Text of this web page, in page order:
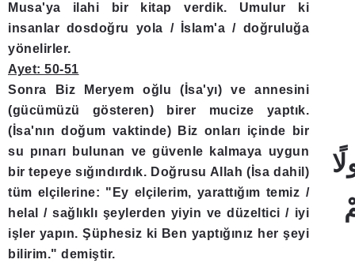
Musa'ya ilahi bir kitap verdik. Umulur ki
insanlar dosdoğru yola / İslam'a / doğruluğa
yönelirler.
Ayet: 50-51
Sonra Biz Meryem oğlu (İsa'yı) ve annesini
(gücümüzü gösteren) birer mucize yaptık.
(İsa'nın doğum vaktinde) Biz onları içinde bir
su pınarı bulunan ve güvenle kalmaya uygun
bir tepeye sığındırdık. Doğrusu Allah (İsa dahil)
tüm elçilerine: "Ey elçilerim, yarattığım temiz /
helal / sağlıklı şeylerden yiyin ve düzeltici / iyi
işler yapın. Şüphesiz ki Ben yaptığınız her şeyi
bilirim." demiştir.